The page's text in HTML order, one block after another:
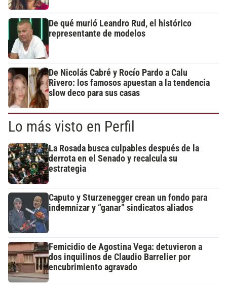
De qué murió Leandro Rud, el histórico
representante de modelos
De Nicolás Cabré y Rocío Pardo a Calu
Rivero: los famosos apuestan a la tendencia
slow deco para sus casas
Lo más visto en Perfil
La Rosada busca culpables después de la
derrota en el Senado y recalcula su
estrategia
Caputo y Sturzenegger crean un fondo para
indemnizar y “ganar” sindicatos aliados
Femicidio de Agostina Vega: detuvieron a
dos inquilinos de Claudio Barrelier por
encubrimiento agravado